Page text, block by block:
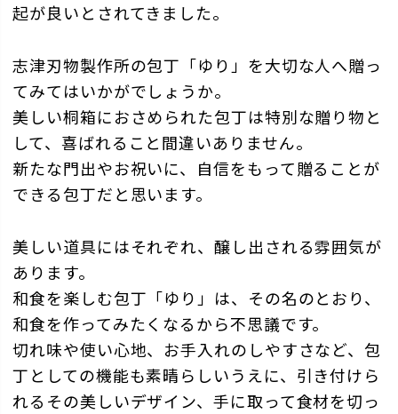
起が良いとされてきました。
志津刃物製作所の包丁「ゆり」を大切な人へ贈っ
てみてはいかがでしょうか。
美しい桐箱におさめられた包丁は特別な贈り物と
して、喜ばれること間違いありません。
新たな門出やお祝いに、自信をもって贈ることが
できる包丁だと思います。
美しい道具にはそれぞれ、醸し出される雰囲気が
あります。
和食を楽しむ包丁「ゆり」は、その名のとおり、
和食を作ってみたくなるから不思議です。
切れ味や使い心地、お手入れのしやすさなど、包
丁としての機能も素晴らしいうえに、引き付けら
れるその美しいデザイン、手に取って食材を切っ